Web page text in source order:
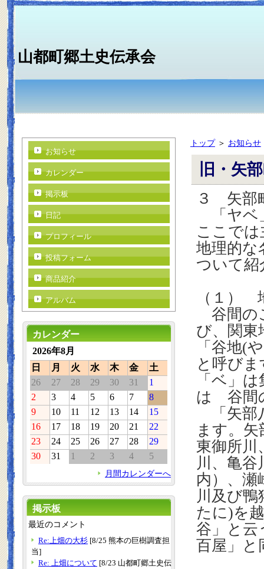
山都町郷土史伝承会
トップ＞ お知らせ
旧・矢
３ 矢部
「ヤベ
ここで
地理的な
ついて紹
（１）
谷間の
び、関東
「谷地(
と呼び
「ベ」
は 谷間
「矢部
ます。
東御所川
川、亀谷
内）、瀬
川及び
たに)を
谷」と云
百屋」と
お知らせ
カレンダー
掲示板
日記
プロフィール
投稿フォーム
商品紹介
アルバム
カレンダー
2026年8月
日
月 火 水 木 金
土
26
27 28 29 30 31
1
2
3 4 5 6 7
8
9
10 11 12 13 14
15
16
17 18 19 20 21
22
23
24 25 26 27 28
29
30
31 1 2 3 4 5
月間カレンダーへ
掲示板
最近のコメント
Re:上畑の大杉 [8/25 熊本の巨樹調査担
当]
Re: 上畑について [8/23 山都町郷土史伝